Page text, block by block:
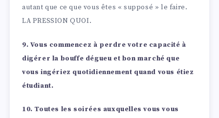
autant que ce que vous êtes « supposé » le faire.
LA PRESSION QUOI.
9. Vous commencez à perdre votre capacité à
digérer la bouffe dégueu et bon marché que
vous ingériez quotidiennement quand vous étiez
étudiant.
10. Toutes les soirées auxquelles vous vous